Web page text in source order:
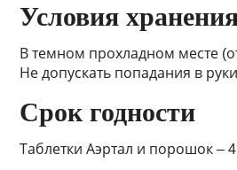
Условия
В темном прохладном месте
Не допускать попадания в
Срок годности
Таблетки Аэртал и порошок – 4